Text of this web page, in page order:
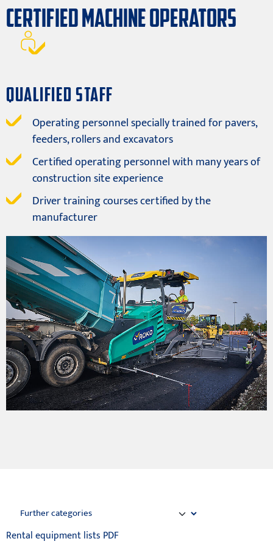
CERTIFIED MACHINE OPERATORS
QUALIFIED STAFF
Operating personnel specially trained for pavers,
feeders, rollers and excavators
Certified operating personnel with many years of
construction site experience
Driver training courses certified by the
manufacturer
Rental equipment lists PDF